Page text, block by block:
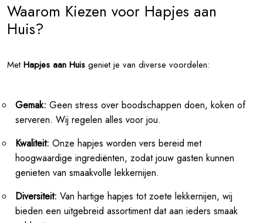
Waarom Kiezen voor Hapjes aan
Huis?
MetHapjes aan Huis geniet je van diverse voordelen:
Gemak: Geen stress over boodschappen doen, koken of
serveren. Wij regelen alles voor jou.
Kwaliteit: Onze hapjes worden vers bereid met
hoogwaardige ingrediënten, zodat jouw gasten kunnen
genieten van smaakvolle lekkernijen.
Diversiteit: Van hartige hapjes tot zoete lekkernijen, wij
bieden een uitgebreid assortiment dat aan ieders smaak